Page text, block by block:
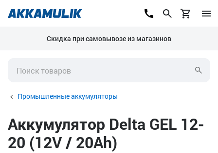
Скидка при самовывозе из магазинов
Промышленные аккумуляторы
Аккумулятор Delta GEL 12-
20 (12V / 20Ah)